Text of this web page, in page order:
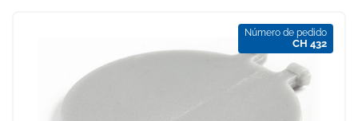
Número de pedido
CH 432